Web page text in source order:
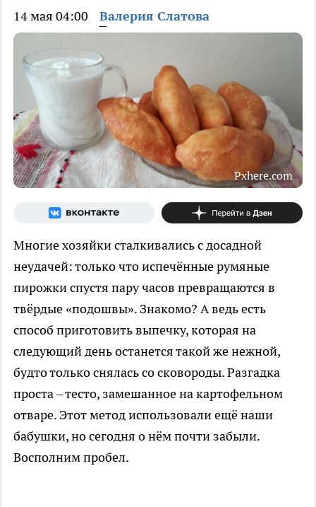
14 мая 04:00 Валерия Слатова
Pxhere.com
Многие хозяйки сталкивались с досадной
неудачей: только что испечённые румяные
пирожки спустя пару часов превращаются в
твёрдые «подошвы». Знакомо? А ведь есть
способ приготовить выпечку, которая на
следующий день останется такой же нежной,
будто только снялась со сковороды. Разгадка
проста – тесто, замешанное на картофельном
отваре. Этот метод использовали ещё наши
бабушки, но сегодня о нём почти забыли.
Восполним пробел.